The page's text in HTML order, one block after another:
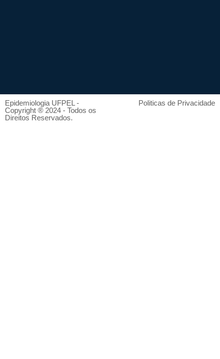
Epidemiologia UFPEL -
Copyright ® 2024 - Todos os
Direitos Reservados.
Politicas de Privacidade